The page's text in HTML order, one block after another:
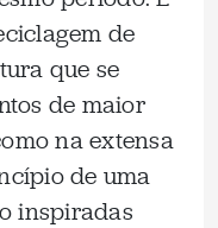
de
que se
de maior
na extensa
de uma
inspiradas